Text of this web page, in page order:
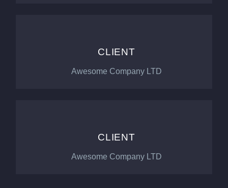
CLIENT
Awesome Company LTD
CLIENT
Awesome Company LTD